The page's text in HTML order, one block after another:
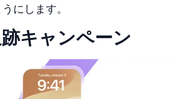
にします。
キャンペーン